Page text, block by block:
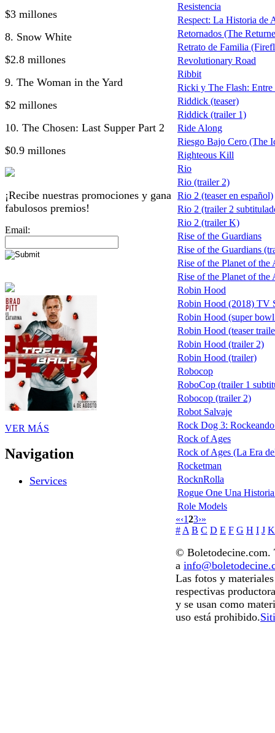
$3 millones
8. Snow White
$2.8 millones
9. The Woman in the Yard
$2 millones
10. The Chosen: Last Supper Part 2
$0.9 millones
¡Recibe nuestras promociones y gana
fabulosos premios!
Email:
VER MÁS
Navigation
Services
Resistencia
Respect: La Historia de
Retornados (The
Retrato de Familia
Revolutionary Road
Ribbit
Ricki y The Flash:
Riddick (teaser)
Riddick (trailer 1)
Ride Along
Riesgo Bajo Cero (The
Righteous Kill
Rio
Rio (trailer 2)
Rio 2 (teaser en español)
Rio 2 (trailer 2
Rio 2 (trailer K)
Rise of the Guardians
Rise of the Guardians
Rise of the Planet of the
Rise of the Planet of the
Robin Hood
Robin Hood (2018) TV
Robin Hood (super
Robin Hood (teaser
Robin Hood (trailer 2)
Robin Hood (trailer)
Robocop
RoboCop (trailer 1
Robocop (trailer 2)
Robot Salvaje
Rock Dog 3:
Rock of Ages
Rock of Ages (La Era
Rocketman
RocknRolla
Rogue One Una
Role Models
«‹123›»
# A B C D E F G H I J K
© Boletodecine.com.
a
Las fotos y
respectivas
y se usan como
uso está prohibido.